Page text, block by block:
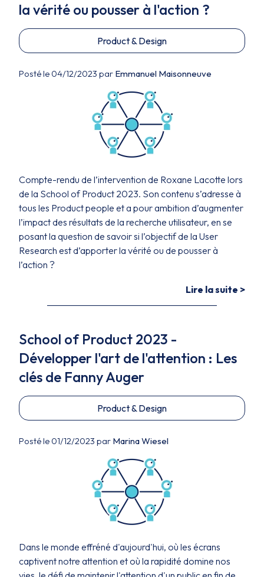
la vérité ou pousser à l'action ?
Product & Design
Posté le 04/12/2023 par Emmanuel Maisonneuve
Compte-rendu de l’intervention de Roxane Lacotte lors
de la School of Product 2023. Son contenu s’adresse à
tous les Product people et a pour ambition d’augmenter
l’impact des résultats de la recherche utilisateur, en se
posant la question de savoir si l’objectif de la User
Research est d’apporter la vérité ou de pousser à
l’action ?
Lire la suite >
School of Product 2023 -
Développer l'art de l'attention : Les
clés de Fanny Auger
Product & Design
Posté le 01/12/2023 par Marina Wiesel
Dans le monde effréné d'aujourd'hui, où les écrans
captivent notre attention et où la rapidité domine nos